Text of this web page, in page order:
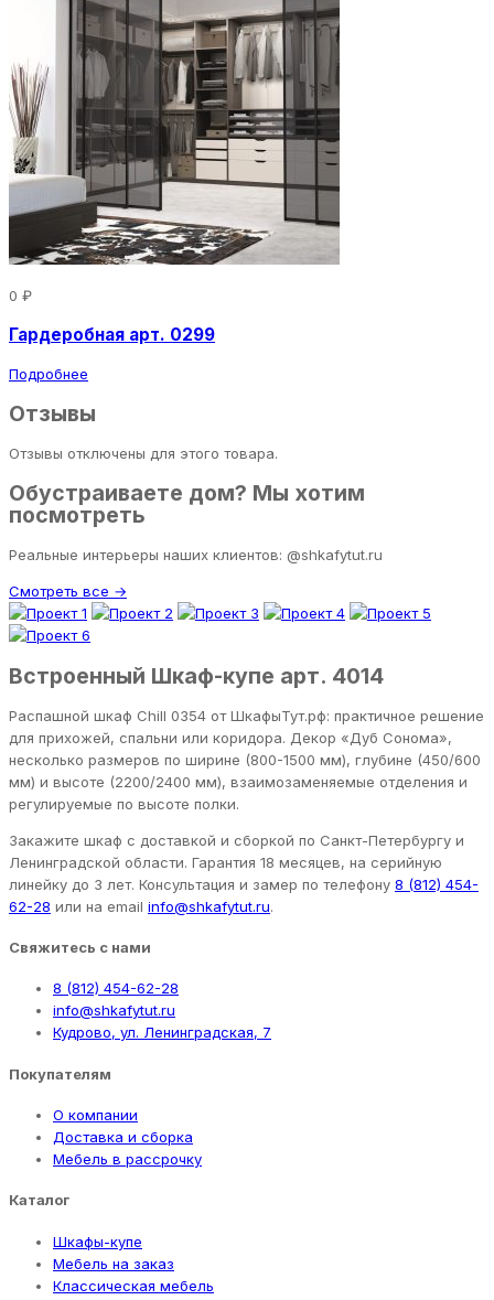
0 ₽
Гардеробная арт. 0299
Подробнее
Отзывы
Отзывы отключены для этого товара.
Обустраиваете дом? Мы хотим
посмотреть
Реальные интерьеры наших клиентов: @shkafytut.ru
Смотреть все →
Встроенный Шкаф-купе арт. 4014
Распашной шкаф Chill 0354 от ШкафыТут.рф: практичное решение
для прихожей, спальни или коридора. Декор «Дуб Сонома»,
несколько размеров по ширине (800-1500 мм), глубине (450/600
мм) и высоте (2200/2400 мм), взаимозаменяемые отделения и
регулируемые по высоте полки.
Закажите шкаф с доставкой и сборкой по Санкт-Петербургу и
Ленинградской области. Гарантия 18 месяцев, на серийную
линейку до 3 лет. Консультация и замер по телефону 8 (812) 454-
62-28 или на email info@shkafytut.ru.
Свяжитесь с нами
8 (812) 454-62-28
info@shkafytut.ru
Кудрово, ул. Ленинградская, 7
Покупателям
О компании
Доставка и сборка
Мебель в рассрочку
Каталог
Шкафы-купе
Мебель на заказ
Классическая мебель